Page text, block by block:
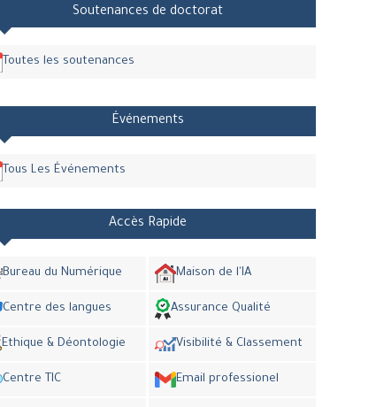
Soutenances de doctorat
Toutes les soutenances
Événements
Tous Les Événements
Accès Rapide
Bureau du Numérique Maison de l'IA
Centre des langues Assurance Qualité
Ethique & Déontologie Visibilité & Classement
Centre TIC Email professionel